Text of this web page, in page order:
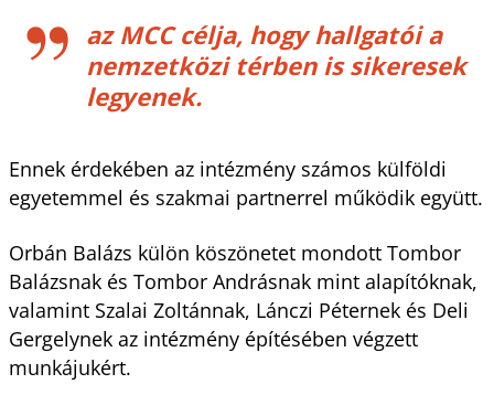
az MCC célja, hogy hallgatói a
nemzetközi térben is sikeresek
legyenek.
Ennek érdekében az intézmény számos külföldi
egyetemmel és szakmai partnerrel működik együtt.
Orbán Balázs külön köszönetet mondott Tombor
Balázsnak és Tombor Andrásnak mint alapítóknak,
valamint Szalai Zoltánnak, Lánczi Péternek és Deli
Gergelynek az intézmény építésében végzett
munkájukért.